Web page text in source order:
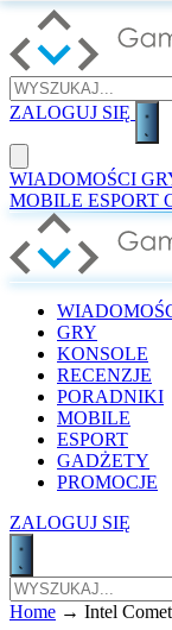
ZALOGUJ SIĘ
WIADOMOŚCI
MOBILE ESPORT
GRY
KONSOLE
RECENZJE
PORADNIKI
MOBILE
ESPORT
GADŻETY
PROMOCJE
ZALOGUJ SIĘ
Home → Intel